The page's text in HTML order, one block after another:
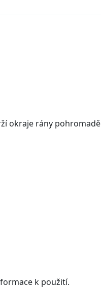
okraje rány pohromadě
k použití.